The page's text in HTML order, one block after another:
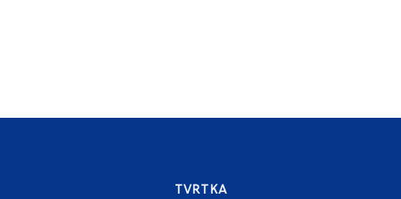
TVRTKA